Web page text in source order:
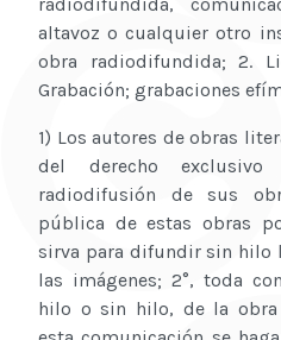
radiodifundida,
altavoz o cualquier otro
obra radiodifundida; 2.
Grabación; grabaciones
1) Los autores de obras
del derecho
radiodifusión de sus
pública de estas obras
sirva para difundir sin hilo
las imágenes; 2°, toda
hilo o sin hilo, de la obra